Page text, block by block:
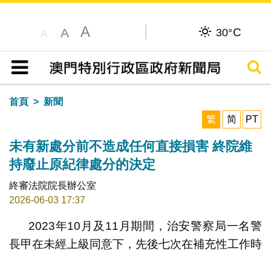
A A A 30°C
目錄
搜尋
首頁
新聞
繁
简 PT
未有新處分前不造成任何直接損害 終院維
持廢止原紀律處分的決定
終審法院院長辦公室
2026-06-03 17:37
2023年10月及11月期間，治安警察局一名警
長甲在未經上級同意下，先後七次在補充性工作時